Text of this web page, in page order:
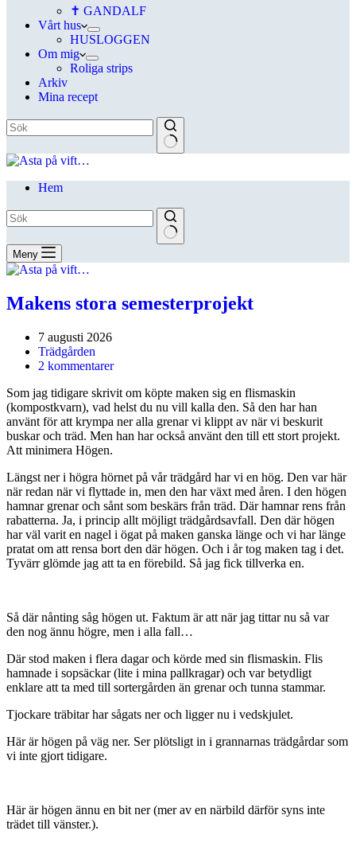
✝ GANDALF
Vårt hus
HUSLOGGEN
Om mig
Roliga strips
Arkiv
Mina recept
Hem
Meny
Makens stora semesterprojekt
7 augusti 2026
Trädgården
2 kommentarer
Som jag tidigare skrivit om köpte maken sig en flismaskin
(kompostkvarn), vad helst du nu vill kalla den. Så den har han
använt för att krympa ner alla grenar vi klippt av när vi beskurit
buskar och träd. Men han har också använt den till ett stort projekt.
Att minimera Högen.
Längst ner i högra hörnet på vår trädgård har vi en hög. Den var här
när redan när vi flyttade in, men den har växt med åren. I den högen
hamnar grenar och sånt som beskärs från träd. Där hamnar rens från
rabatterna. Ja, i princip allt möjligt trädgårdsavfall. Den där högen
har väl varit en nagel i ögat på maken ganska länge och vi har länge
pratat om att rensa bort den där högen. Och i år tog maken tag i det.
Tyvärr glömde jag att ta en förebild. Så jag fick tillverka en.
Så där nånting såg högen ut. Faktum är att när jag tittar nu så var
den nog ännu högre, men i alla fall…
Där stod maken i flera dagar och körde med sin flismaskin. Flis
hamnade i sopsäckar (lite i mina pallkragar) och var betydligt
enklare att ta med till sortergården än grenar och tunna stammar.
Tjockare träbitar har sågats ner och ligger nu i vedskjulet.
Här är högen på väg ner. Ser plötsligt in i grannarnas trädgårdar som
vi inte gjort tidigare.
Här är högen ännu en bit ner (mer av en närbild därför syns inte
trädet till vänster.).